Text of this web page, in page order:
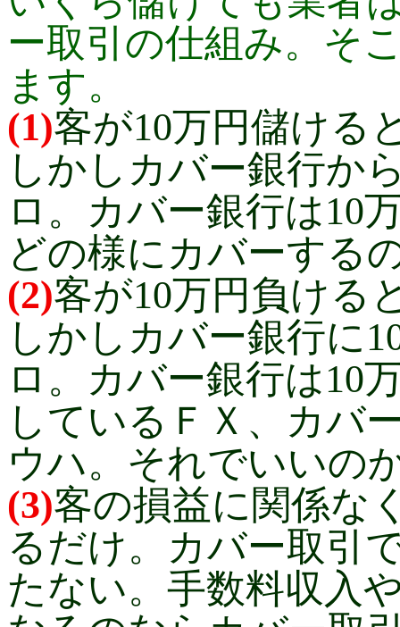
ー取引の仕組み。そ
ます。
(1)客が10万円儲ける
しかしカバー銀行か
ロ。カバー銀行は10
どの様にカバーする
(2)客が10万円負ける
しかしカバー銀行に
ロ。カバー銀行は10
しているＦＸ、カバ
ウハ。それでいいの
(3)客の損益に関係な
るだけ。カバー取引
たない。手数料収入